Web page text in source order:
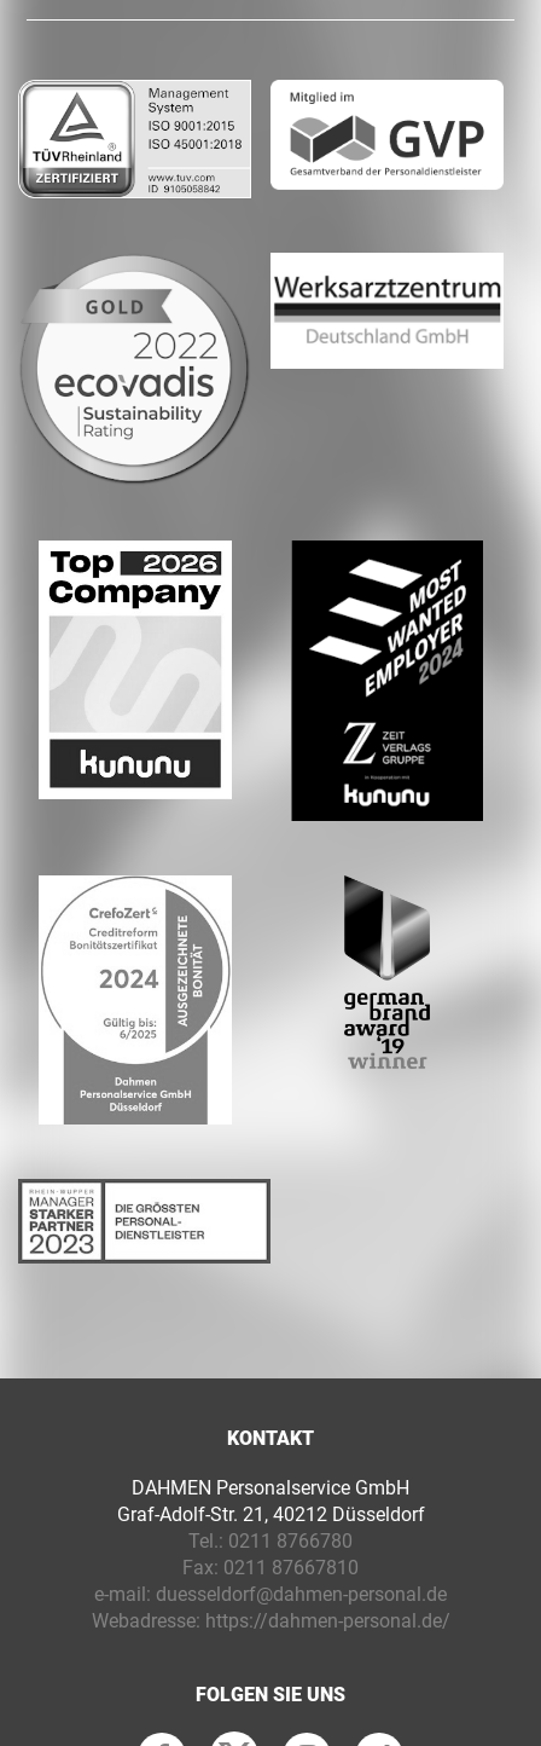
Whatsapp
KONTAKT
DAHMEN Personalservice GmbH
Graf-Adolf-Str. 21, 40212 Düsseldorf
Tel.: 0211 8766780
Fax: 0211 87667810
e-mail: duesseldorf@dahmen-personal.de
Webadresse: https://dahmen-personal.de/
FOLGEN SIE UNS